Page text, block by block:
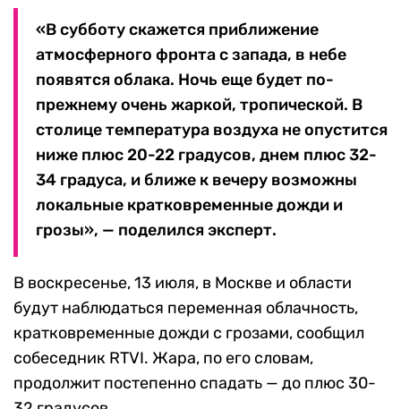
«В субботу скажется приближение
атмосферного фронта с запада, в небе
появятся облака. Ночь еще будет по-
прежнему очень жаркой, тропической. В
столице температура воздуха не опустится
ниже плюс 20-22 градусов, днем плюс 32-
34 градуса, и ближе к вечеру возможны
локальные кратковременные дожди и
грозы», — поделился эксперт.
В воскресенье, 13 июля, в Москве и области
будут наблюдаться переменная облачность,
кратковременные дожди с грозами, сообщил
собеседник RTVI. Жара, по его словам,
продолжит постепенно спадать — до плюс 30-